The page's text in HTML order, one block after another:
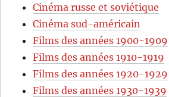
Cinéma russe et soviétique
Cinéma sud-américain
Films des années 1900-1909
Films des années 1910-1919
Films des années 1920-1929
Films des années 1930-1939